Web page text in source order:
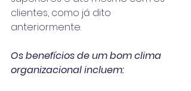
clientes, como já dito
anteriormente.
Os benefícios de um bom clima
organizacional incluem: